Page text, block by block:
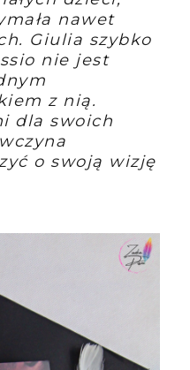
nawet
Giulia szybko
nie jest
z nią.
dla swoich
o swoją wizję